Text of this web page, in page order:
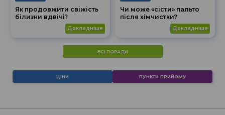
Як продовжити свіжість
білизни вдвічі?
докладніше
Чи може «сісти» пальто
після хімчистки?
докладніше
ВСІ ПОРАДИ
ЦІНИ ПУНКТИ ПРИЙОМУ